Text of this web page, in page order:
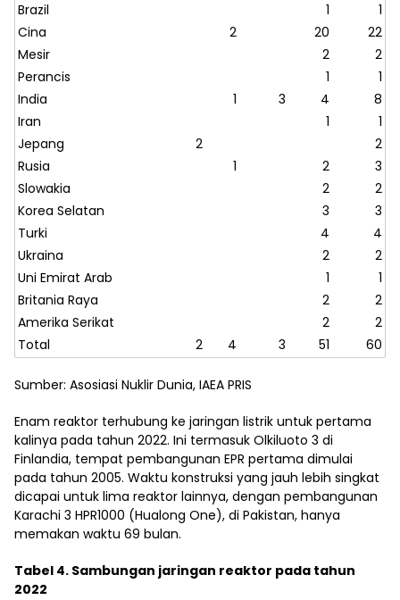
Brazil
1
1
Cina
2 20
22
Mesir
2
2
Perancis
1
1
India
1 3 4
8
Iran
1
1
Jepang
2
2
Rusia
1 2
3
Slowakia
2
2
Korea Selatan
3
3
Turki
4
4
Ukraina
2
2
Uni Emirat Arab
1
1
Britania Raya
2
2
Amerika Serikat
2
2
Total
2 4 3 51 60
Sumber: Asosiasi Nuklir Dunia, IAEA PRIS
Enam reaktor terhubung ke jaringan listrik untuk pertama
kalinya pada tahun 2022. Ini termasuk Olkiluoto 3 di
Finlandia, tempat pembangunan EPR pertama dimulai
pada tahun 2005. Waktu konstruksi yang jauh lebih singkat
dicapai untuk lima reaktor lainnya, dengan pembangunan
Karachi 3 HPR1000 (Hualong One), di Pakistan, hanya
memakan waktu 69 bulan.
Tabel 4. Sambungan jaringan reaktor pada tahun
2022